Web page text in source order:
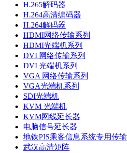
H.265解码器
H.264高清编码器
H.264解码器
HDMI网络传输系列
HDMI光端机系列
DVI 网络传输系列
DVI 光端机系列
VGA 网络传输系列
VGA光端机系列
SDI光端机
KVM 光端机
KVM网线延长器
电脑信号延长器
地铁PIS乘客信息系统专用传输
武汉高清矩阵